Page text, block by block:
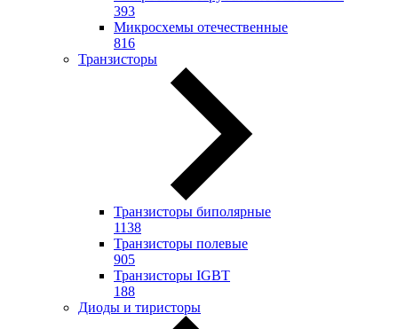
393
Микросхемы отечественные
816
Транзисторы
Транзисторы биполярные
1138
Транзисторы полевые
905
Транзисторы IGBT
188
Диоды и тиристоры